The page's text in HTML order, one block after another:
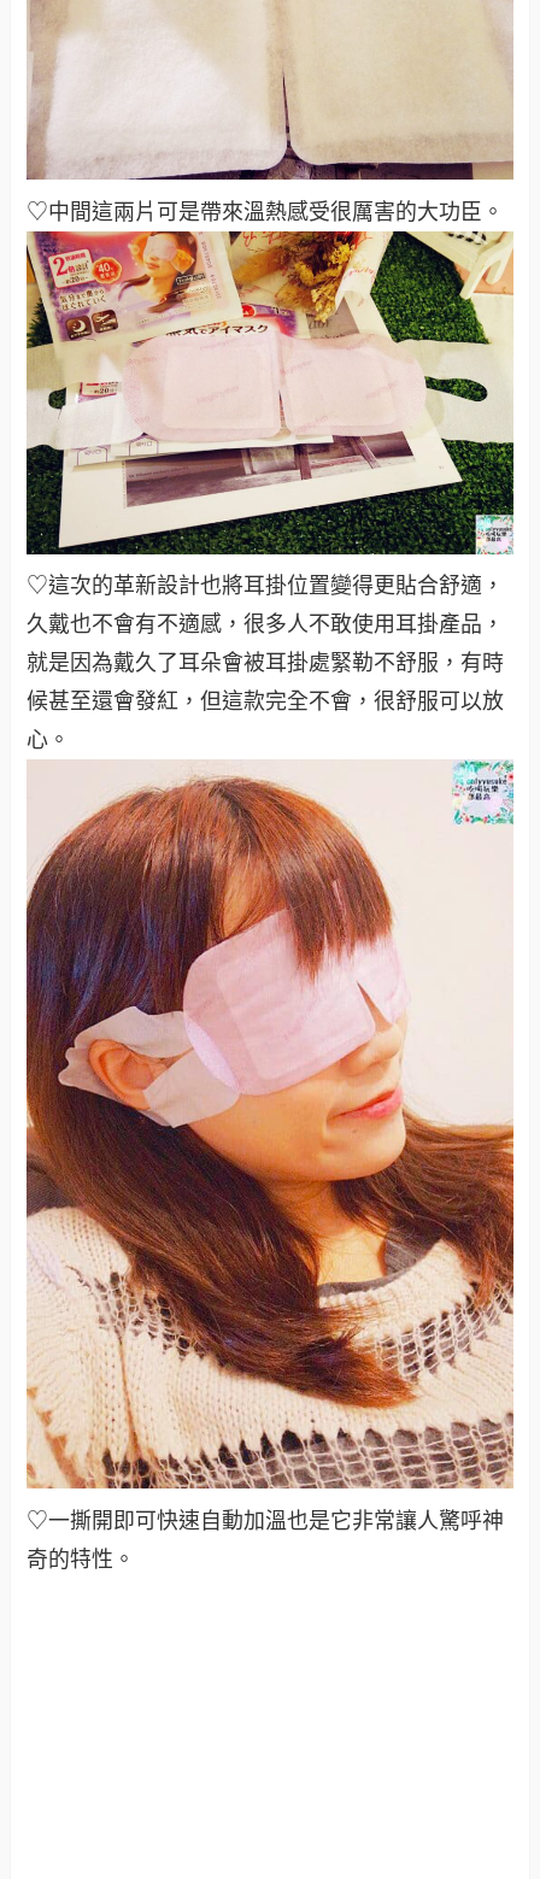
♡中間這兩片可是帶來溫熱感受很厲害的大功臣。
♡這次的革新設計也將耳掛位置變得更貼合舒適，
久戴也不會有不適感，很多人不敢使用耳掛產品，
就是因為戴久了耳朵會被耳掛處緊勒不舒服，有時
候甚至還會發紅，但這款完全不會，很舒服可以放
心。
♡一撕開即可快速自動加溫也是它非常讓人驚呼神
奇的特性。